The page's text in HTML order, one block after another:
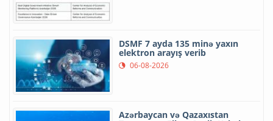
DSMF 7 ayda 135 minə yaxın
elektron arayış verib
06-08-2026
Azərbaycan və Qazaxıstan